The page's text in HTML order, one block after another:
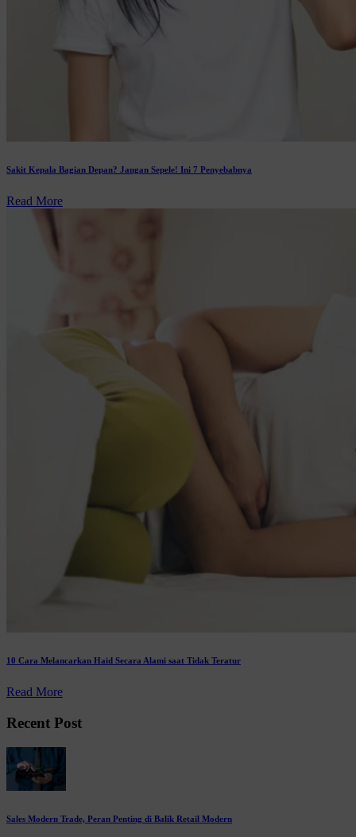
Sakit Kepala Bagian Depan? Jangan Sepele! Ini 7 Penyebabnya
Read More
10 Cara Melancarkan Haid Secara Alami saat Tidak Teratur
Read More
Recent Post
Sales Modern Trade, Peran Penting di Balik Retail Modern